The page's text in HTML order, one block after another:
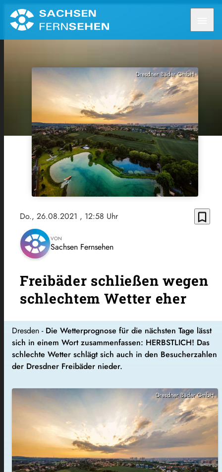
Dresdner Bäder GmbH
Do., 26.08.2021 , 12:58 Uhr bookmark_border
VON
Sachsen Fernsehen
Freibäder schließen wegen
schlechtem Wetter eher
Dresden - Die Wetterprognose für die nächsten Tage lässt
sich in einem Wort zusammenfassen: HERBSTLICH! Das
schlechte Wetter schlägt sich auch in den Besucherzahlen
der Dresdner Freibäder nieder.
Dresdner Bäder GmbH